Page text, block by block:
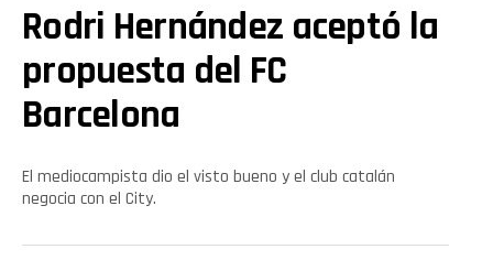
Rodri Hernández aceptó la
propuesta del FC
Barcelona
El mediocampista dio el visto bueno y el club catalán
negocia con el City.